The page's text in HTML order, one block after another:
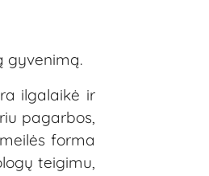
gyvenimą.
ilgalaikė ir
pagarbos,
forma
teigimu,